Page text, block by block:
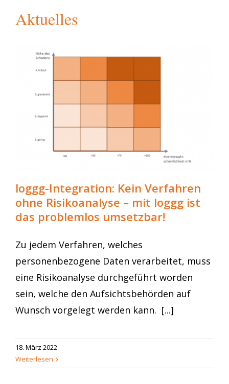
Aktuelles
loggg-Integration: Kein Verfahren
ohne Risikoanalyse – mit loggg ist
das problemlos umsetzbar!
Zu jedem Verfahren, welches
personenbezogene Daten verarbeitet, muss
eine Risikoanalyse durchgeführt worden
sein, welche den Aufsichtsbehörden auf
Wunsch vorgelegt werden kann. [...]
18. März 2022
Weiterlesen